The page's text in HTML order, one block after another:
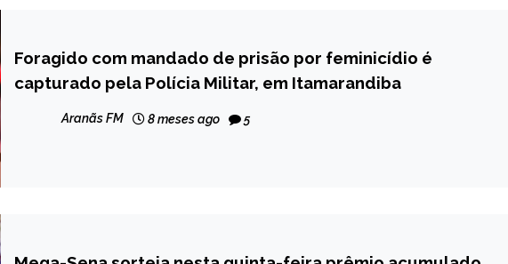
MINAS
GERAIS
NOTÍCIAS
Foragido com mandado de prisão por feminicídio é
capturado pela Polícia Militar, em Itamarandiba
Aranãs FM 8 meses ago 5
BRASIL